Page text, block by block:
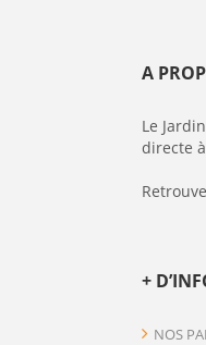
A
Le
directe
+
NOS